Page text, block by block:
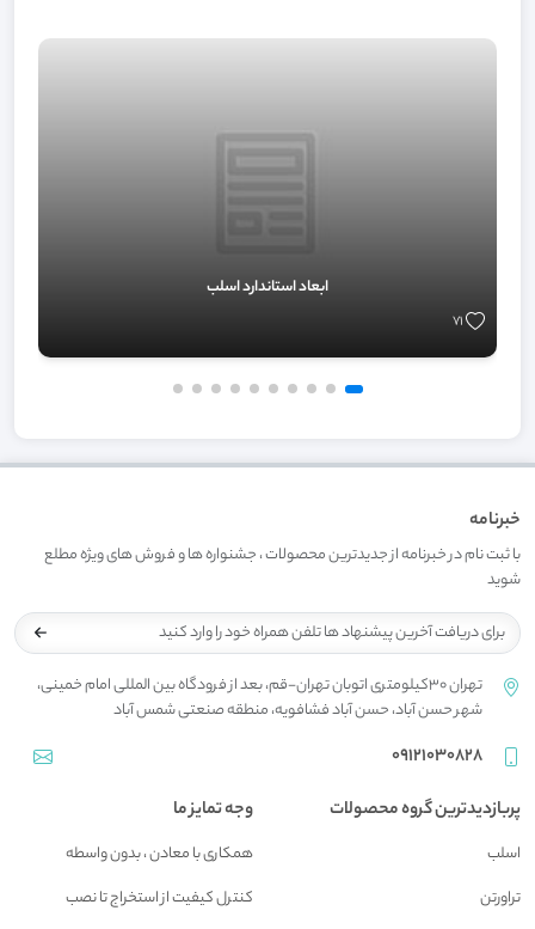
ابعاد استاندارد اسلب
71
خبرنامه
با ثبت نام در خبرنامه از جدیدترین محصولات ، جشنواره ها و فروش های ویژه مطلع
شوید
تهران 30کیلومتری اتوبان تهران-قم، بعد از فرودگاه بین المللی امام خمینی،
شهر حسن آباد، حسن آباد فشافویه، منطقه صنعتی شمس آباد
09121030828
پربازدیدترین گروه محصولات
اسلب
تراورتن
وجه تمایز ما
همکاری با معادن ، بدون واسطه
کنترل کیفیت از استخراج تا نصب